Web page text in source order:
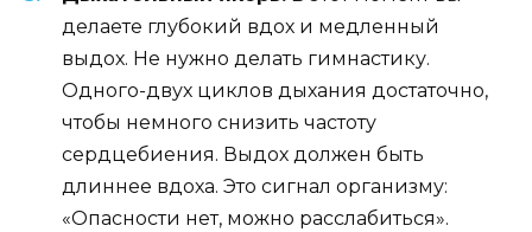
делаете глубокий вдох и медленный
выдох. Не нужно делать гимнастику.
Одного-двух циклов дыхания достаточно,
чтобы немного снизить частоту
сердцебиения. Выдох должен быть
длиннее вдоха. Это сигнал организму:
«Опасности нет, можно расслабиться».